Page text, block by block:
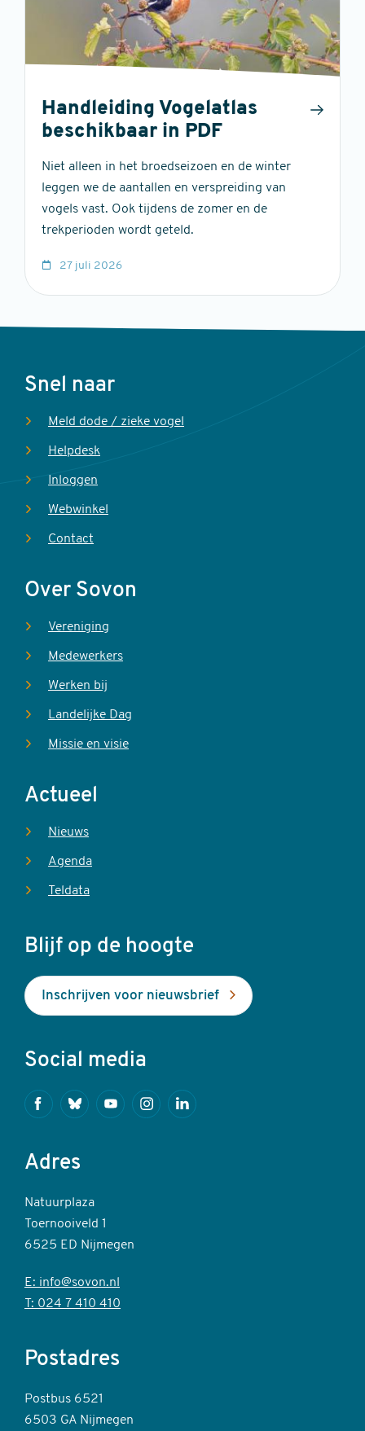
Handleiding Vogelatlas
beschikbaar in PDF
Niet alleen in het broedseizoen en de winter
leggen we de aantallen en verspreiding van
vogels vast. Ook tijdens de zomer en de
trekperioden wordt geteld.
27 juli 2026
Voet
Snel naar
Meld dode / zieke vogel
Helpdesk
Inloggen
Webwinkel
Contact
Over Sovon
Vereniging
Medewerkers
Werken bij
Landelijke Dag
Missie en visie
Actueel
Nieuws
Agenda
Teldata
Blijf op de hoogte
Inschrijven voor nieuwsbrief
Social media
FacebookBlueskyYoutubeInstagramLinkedin
Adres
Natuurplaza
Toernooiveld 1
6525 ED Nijmegen
E: info@sovon.nl
T: 024 7 410 410
Postadres
Postbus 6521
6503 GA Nijmegen